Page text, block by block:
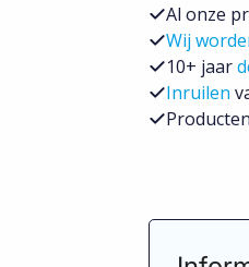
Al onze
Wij
10+ jaar
Inruilen